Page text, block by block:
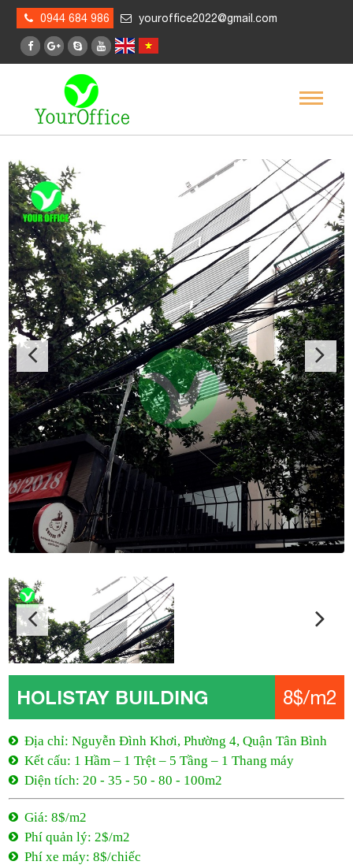
0944 684 986 youroffice2022@gmail.com
HOLISTAY BUILDING 8$/m2
Địa chỉ: Nguyễn Đình Khơi, Phường 4, Quận Tân Bình
Kết cấu: 1 Hầm – 1 Trệt – 5 Tầng – 1 Thang máy
Diện tích: 20 - 35 - 50 - 80 - 100m2
Giá: 8$/m2
Phí quản lý: 2$/m2
Phí xe máy: 8$/chiếc